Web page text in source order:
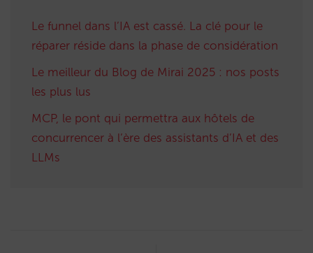
Le funnel dans l’IA est cassé. La clé pour le
réparer réside dans la phase de considération
Le meilleur du Blog de Mirai 2025 : nos posts
les plus lus
MCP, le pont qui permettra aux hôtels de
concurrencer à l’ère des assistants d’IA et des
LLMs